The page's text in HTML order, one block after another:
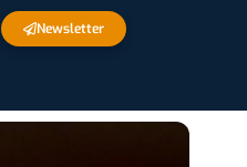
Newsletter